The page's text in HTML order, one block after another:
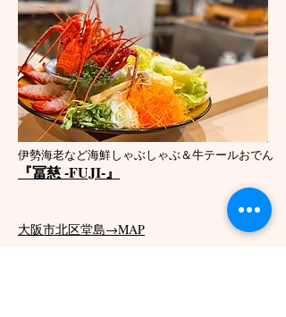
伊勢海老など海鮮しゃぶしゃぶ＆牛テールおでん​
『冨慈 -FUJI-』
大阪市北区堂島→MAP